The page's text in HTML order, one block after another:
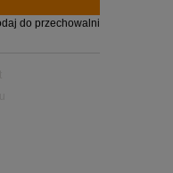
do przechowalni